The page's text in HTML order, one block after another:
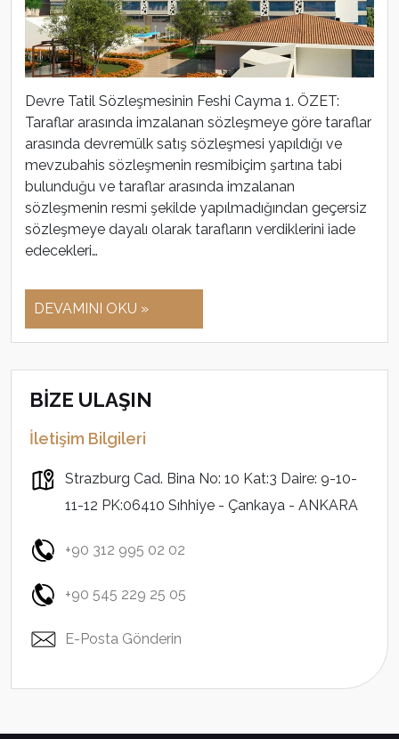
Devre Tatil Sözleşmesinin Feshi Cayma 1. ÖZET:
Taraflar arasında imzalanan sözleşmeye göre taraflar
arasında devremülk satış sözleşmesi yapıldığı ve
mevzubahis sözleşmenin resmibiçim şartına tabi
bulunduğu ve taraflar arasında imzalanan
sözleşmenin resmi şekilde yapılmadığından geçersiz
sözleşmeye dayalı olarak tarafların verdiklerini iade
edecekleri…
DEVAMINI OKU »
BİZE ULAŞIN
İletişim Bilgileri
Strazburg Cad. Bina No: 10 Kat:3 Daire: 9-10-
11-12 PK:06410 Sıhhiye - Çankaya - ANKARA
+90 312 995 02 02
+90 545 229 25 05
E-Posta Gönderin